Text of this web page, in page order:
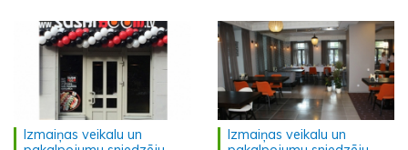
Izmaiņas veikalu un
Izmaiņas veikalu un